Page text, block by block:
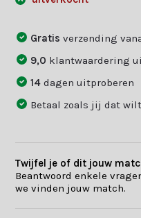
Gratisverzending
9,0 klantwaardering
14dagen uitproberen
Betaal zoals jij dat
Twijfel je of dit jouw
Beantwoord enkele
we vinden jouw match.